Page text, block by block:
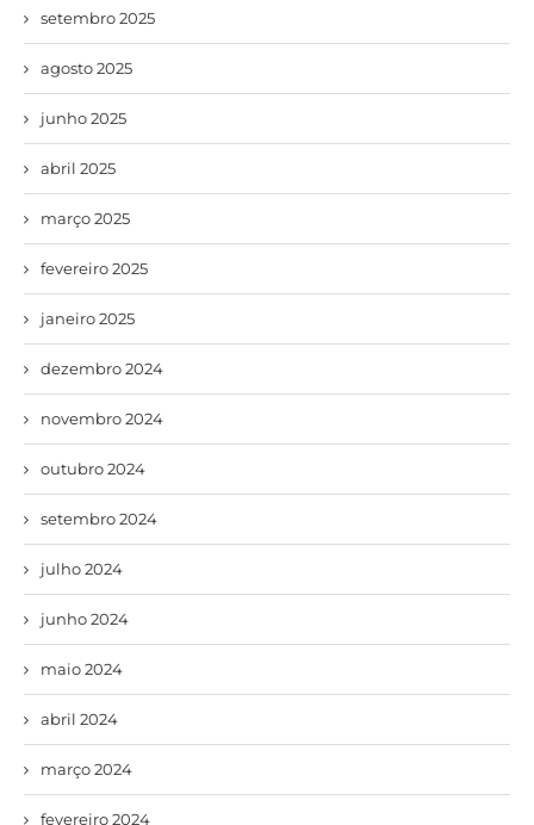
setembro 2025
agosto 2025
junho 2025
abril 2025
março 2025
fevereiro 2025
janeiro 2025
dezembro 2024
novembro 2024
outubro 2024
setembro 2024
julho 2024
junho 2024
maio 2024
abril 2024
março 2024
fevereiro 2024